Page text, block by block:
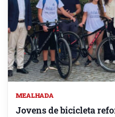
MEALHADA
Jovens de bicicleta